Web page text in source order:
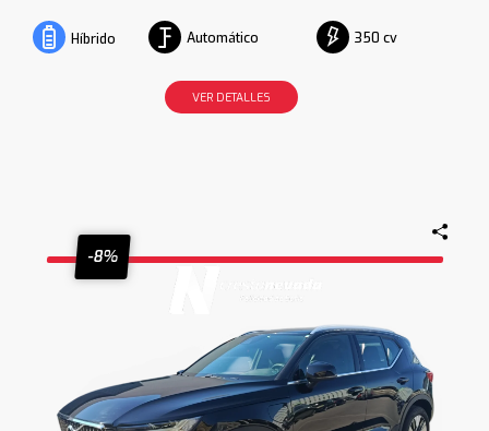
Híbrido Automático 350 cv
VER DETALLES
-8%